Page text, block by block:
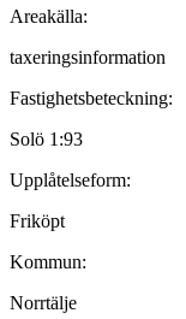
Areakälla:
taxeringsinformation
Fastighets­beteckning:
Solö 1:93
Upplåtelseform:
Friköpt
Kommun:
Norrtälje